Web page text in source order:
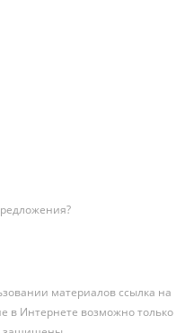
материалов ссылка на
в Интернете возможно только